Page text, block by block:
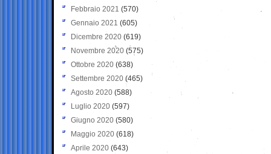
Febbraio 2021 (570)
Gennaio 2021 (605)
Dicembre 2020 (619)
Novembre 2020 (575)
Ottobre 2020 (638)
Settembre 2020(465)
Agosto 2020 (588)
Luglio 2020 (597)
Giugno 2020 (580)
Maggio 2020 (618)
Aprile 2020 (643)